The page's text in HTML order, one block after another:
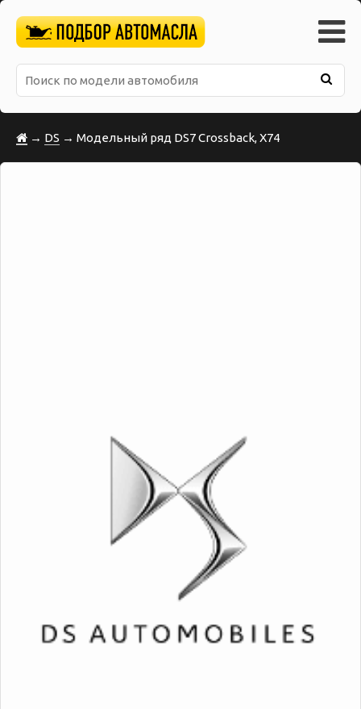
→ DS → Модельный ряд DS7 Crossback, X74